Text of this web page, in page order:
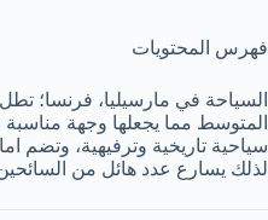
فهرس المحتويات
السياحة في مارسيليا، فرنسا؛
المتوسط مما يجعلها وجهة
سياحية تاريخية وترفيهية، وتضم
لذلك يسارع عدد هائل من